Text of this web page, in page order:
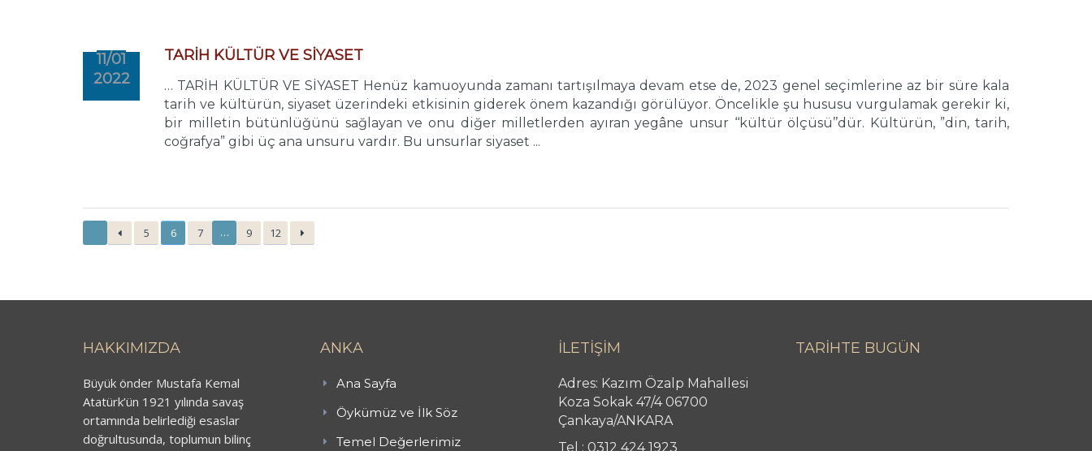
11/01
2022
TARİH KÜLTÜR VE SİYASET
… TARİH KÜLTÜR VE SİYASET Henüz kamuoyunda zamanı tartışılmaya devam etse de, 2023 genel seçimlerine az bir süre kala
tarih ve kültürün, siyaset üzerindeki etkisinin giderek önem kazandığı görülüyor. Öncelikle şu hususu vurgulamak gerekir ki,
bir milletin bütünlüğünü sağlayan ve onu diğer milletlerden ayıran yegâne unsur ‘‘kültür ölçüsü’’dür. Kültürün, ”din, tarih,
coğrafya” gibi üç ana unsuru vardır. Bu unsurlar siyaset ...
5 6 7 … 9 12
HAKKIMIZDA
Büyük önder Mustafa Kemal
Atatürk’ün 1921 yılında savaş
ortamında belirlediği esaslar
doğrultusunda, toplumun bilinç
ANKA
Ana Sayfa
Öykümüz ve İlk Söz
Temel Değerlerimiz
İLETİŞİM
Adres: Kazım Özalp Mahallesi
Koza Sokak 47/4 06700
Çankaya/ANKARA
Tel : 0312 424 1923
TARİHTE BUGÜN